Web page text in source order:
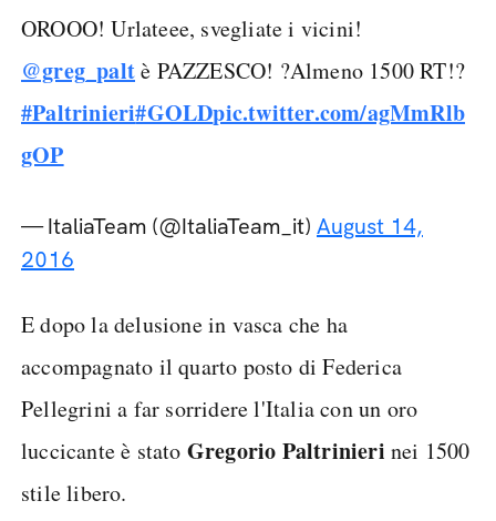
OROOO! Urlateee, svegliate i vicini!
@greg_paltè PAZZESCO! ?Almeno 1500 RT!?
#Paltrinieri#GOLDpic.twitter.com/agMmRlb
gOP
— ItaliaTeam (@ItaliaTeam_it) August 14,
2016
E dopo la delusione in vasca che ha
accompagnato il quarto posto di Federica
Pellegrini a far sorridere l'Italia con un oro
luccicante è stato Gregorio Paltrinierinei 1500
stile libero.